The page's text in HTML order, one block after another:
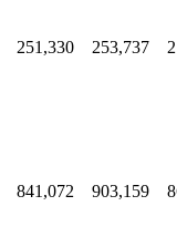
251,330 253,737
841,072 903,159